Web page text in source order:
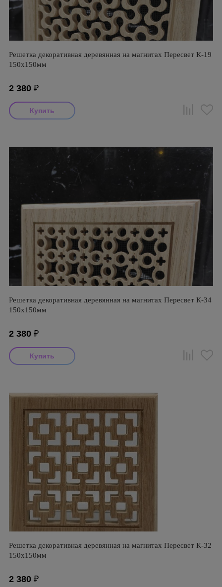
Решетка декоративная деревянная на магнитах Пересвет К-19
150х150мм
2 380 ₽
Решетка декоративная деревянная на магнитах Пересвет К-34
150х150мм
2 380 ₽
Решетка декоративная деревянная на магнитах Пересвет К-32
150х150мм
2 380 ₽